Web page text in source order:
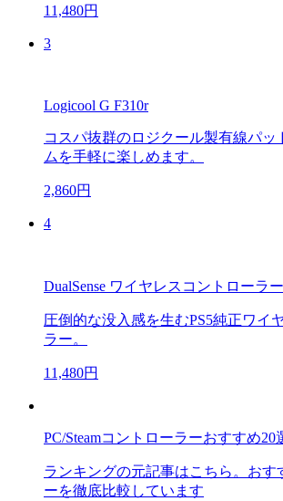
11,480円
3
Logicool G F310r
コスパ抜群のロジクール製有線パッ
ムを手軽に楽しめます。
2,860円
4
DualSense ワイヤレスコントローラー
圧倒的な没入感を生むPS5純正ワイ
ラー。
11,480円
PC/Steamコントローラーおすすめ20
ランキングの元記事はこちら。おす
ーを徹底比較しています